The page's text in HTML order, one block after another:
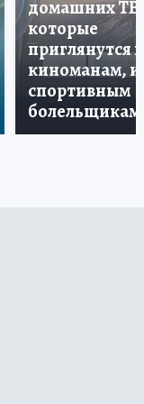
домашних ТВ,
которые
приглянутся и
киноманам, и
спортивным
болельщикам